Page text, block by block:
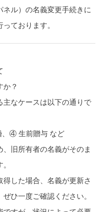
ル）の名義変更手続きに
ております。
か？
主なケースは以下の通りで
④ 生前贈与 など
旧所有者の名義がそのま
した場合、名義が更新さ
ひ一度ご確認ください。